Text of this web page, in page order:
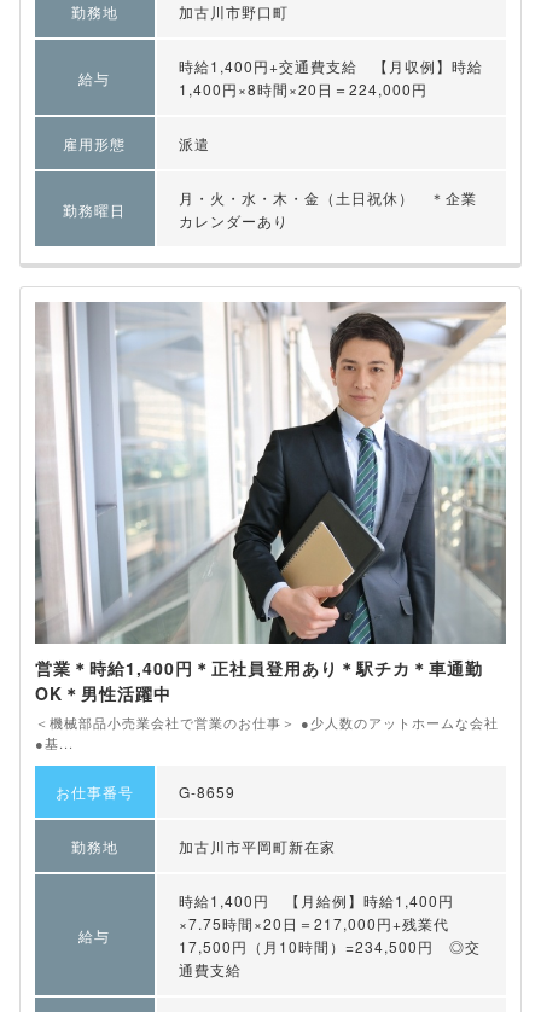
勤務地 加古川市野口町
給与
時給1,400円+交通費支給 【月収例】時給
1,400円×8時間×20日＝224,000円
雇用形態 派遣
勤務曜日
月・火・水・木・金（土日祝休） ＊企業
カレンダーあり
営業＊時給1,400円＊正社員登用あり＊駅チカ＊車通勤
OK＊男性活躍中
＜機械部品小売業会社で営業のお仕事＞ ●少人数のアットホームな会社
●基...
お仕事番号 G-8659
勤務地 加古川市平岡町新在家
給与
時給1,400円 【月給例】時給1,400円
×7.75時間×20日＝217,000円+残業代
17,500円（月10時間）=234,500円 ◎交
通費支給